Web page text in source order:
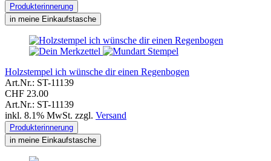
Produkterinnerung
in meine Einkaufstasche
Holzstempel ich wünsche dir einen Regenbogen
Art.Nr.: ST-11139
CHF 23.00
Art.Nr.: ST-11139
inkl. 8.1% MwSt. zzgl. Versand
Produkterinnerung
in meine Einkaufstasche